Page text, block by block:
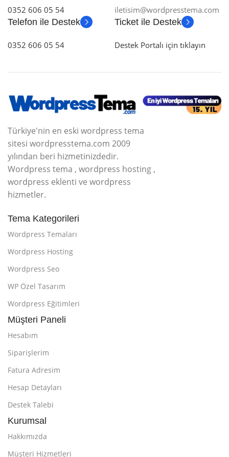
0352 606 05 54
iletisim@wordpresstema.com
Telefon ile Destek
0352 606 05 54
Ticket ile Destek
Destek Portalı için tıklayın
Türkiye'nin en eski wordpress tema
sitesi wordpresstema.com 2009
yılından beri hizmetinizdedir.
Wordpress tema , wordpress hosting ,
wordpress eklenti ve wordpress
hizmetler.
Tema Kategorileri
Wordpress Temaları
Wordpress Hosting
Wordpress Seo
WP Özel Tasarım
Wordpress Eğitimleri
Müşteri Paneli
Hesabım
Siparişlerim
Fatura Adresim
Hesap Detayları
Destek Talebi
Kurumsal
Hakkımızda
Müşteri Hizmetleri